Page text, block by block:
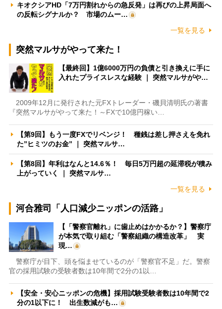
キオクシアHD「7万円割れからの急反発」は再びの上昇局面へ
の反転シグナルか？ 市場のムー…
一覧を見る
突然マルサがやって来た！
【最終回】1億6000万円の負債と引き換えに手に
入れたプライスレスな経験 ｜ 突然マルサがや…
2009年12月に発行された元FXトレーダー・磯貝清明氏の著書
『突然マルサがやって来た！～FXで10億円稼い…
【第9回】もう一度FXでリベンジ！ 種銭は差し押さえを免れ
た”ヒミツのお金” ｜ 突然マルサ…
【第8回】年利はなんと14.6％！ 毎日5万円超の延滞税が積み
上がっていく ｜ 突然マルサ…
一覧を見る
河合雅司「人口減少ニッポンの活路」
【「警察官離れ」に歯止めはかかるか？】警察庁
が本気で取り組む「警察組織の構造改革」 実
現…
警察庁が目下、頭を悩ませているのが「警察官不足」だ。警察
官の採用試験の受験者数は10年間で2分の1以…
【安全・安心ニッポンの危機】採用試験受験者数は10年間で2
分の1以下に！ 出生数減がも…